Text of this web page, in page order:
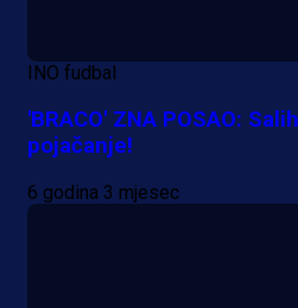
INO fudbal
'BRACO' ZNA POSAO:
pojačanje!
6 godina 3 mjesec